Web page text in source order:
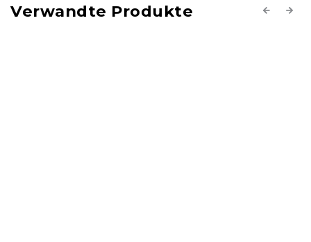
Verwandte Produkte Previous
Next